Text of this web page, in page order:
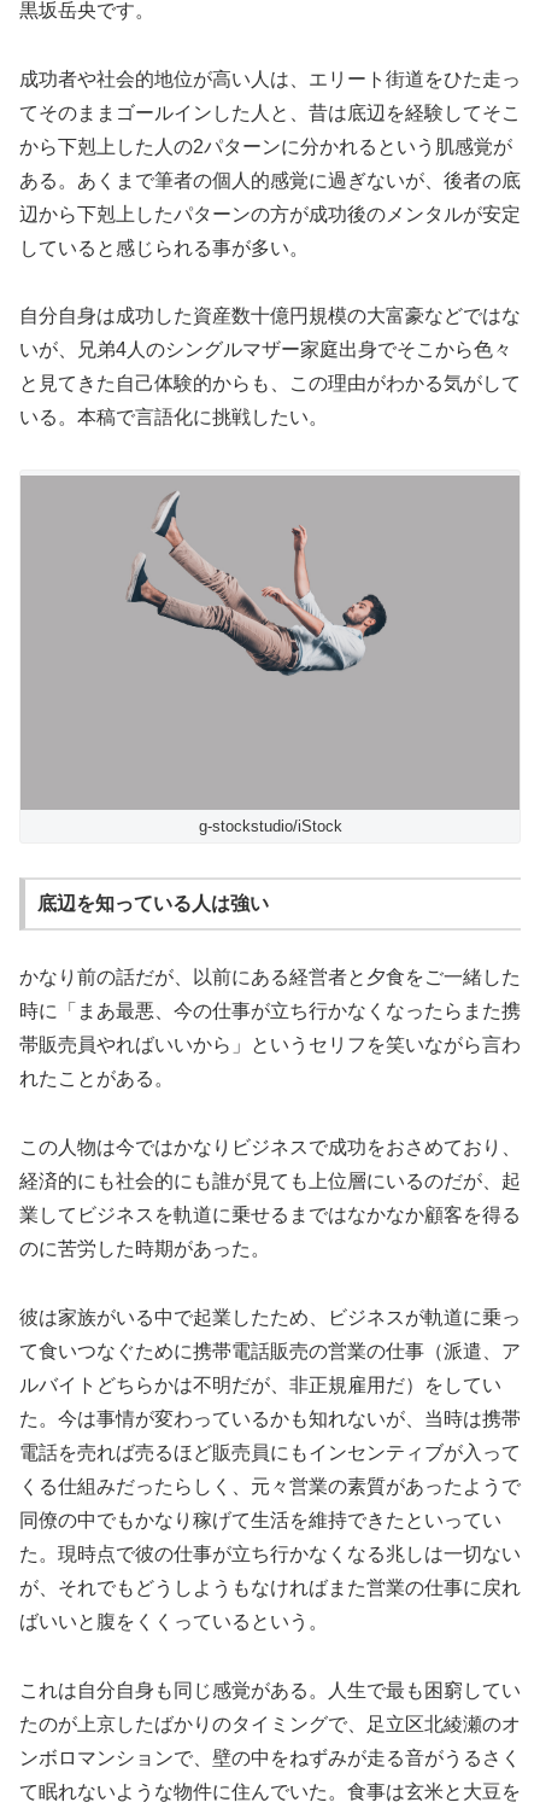
黒坂岳央です。
成功者や社会的地位が高い人は、エリート街道をひた走っ
てそのままゴールインした人と、昔は底辺を経験してそこ
から下剋上した人の2パターンに分かれるという肌感覚が
ある。あくまで筆者の個人的感覚に過ぎないが、後者の底
辺から下剋上したパターンの方が成功後のメンタルが安定
していると感じられる事が多い。
自分自身は成功した資産数十億円規模の大富豪などではな
いが、兄弟4人のシングルマザー家庭出身でそこから色々
と見てきた自己体験的からも、この理由がわかる気がして
いる。本稿で言語化に挑戦したい。
g-stockstudio/iStock
底辺を知っている人は強い
かなり前の話だが、以前にある経営者と夕食をご一緒した
時に「まあ最悪、今の仕事が立ち行かなくなったらまた携
帯販売員やればいいから」というセリフを笑いながら言わ
れたことがある。
この人物は今ではかなりビジネスで成功をおさめており、
経済的にも社会的にも誰が見ても上位層にいるのだが、起
業してビジネスを軌道に乗せるまではなかなか顧客を得る
のに苦労した時期があった。
彼は家族がいる中で起業したため、ビジネスが軌道に乗っ
て食いつなぐために携帯電話販売の営業の仕事（派遣、ア
ルバイトどちらかは不明だが、非正規雇用だ）をしてい
た。今は事情が変わっているかも知れないが、当時は携帯
電話を売れば売るほど販売員にもインセンティブが入って
くる仕組みだったらしく、元々営業の素質があったようで
同僚の中でもかなり稼げて生活を維持できたといってい
た。現時点で彼の仕事が立ち行かなくなる兆しは一切ない
が、それでもどうしようもなければまた営業の仕事に戻れ
ばいいと腹をくくっているという。
これは自分自身も同じ感覚がある。人生で最も困窮してい
たのが上京したばかりのタイミングで、足立区北綾瀬のオ
ンボロマンションで、壁の中をねずみが走る音がうるさく
て眠れないような物件に住んでいた。食事は玄米と大豆を